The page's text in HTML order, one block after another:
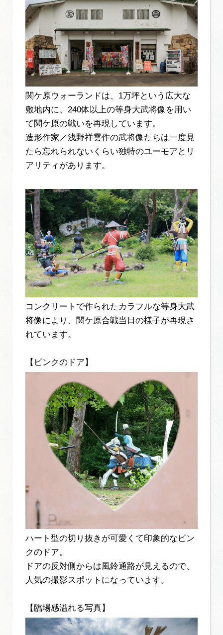
関ケ原ウォーランドは、1万坪という広大な
敷地内に、240体以上の等身大武将像を用い
て関ケ原の戦いを再現しています。
造形作家／浅野祥雲作の武将像たちは一度見
たら忘れられないくらい独特のユーモアとリ
アリティがあります。
コンクリートで作られたカラフルな等身大武
将像により、関ケ原合戦当日の様子が再現さ
れています。
【ピンクのドア】
ハート型の切り抜きが可愛くて印象的なピン
クのドア。
ドアの反対側からは風鈴通路が見えるので、
人気の撮影スポットになっています。
【臨場感溢れる写真】